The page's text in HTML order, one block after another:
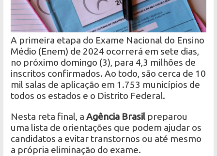
A primeira etapa do Exame Nacional do Ensino
Médio (Enem) de 2024 ocorrerá em sete dias,
no próximo domingo (3), para 4,3 milhões de
inscritos confirmados. Ao todo, são cerca de 10
mil salas de aplicação em 1.753 municípios de
todos os estados e o Distrito Federal.
Nesta reta final, aAgência Brasil preparou
uma lista de orientações que podem ajudar os
candidatos a evitar transtornos ou até mesmo
a própria eliminação do exame.